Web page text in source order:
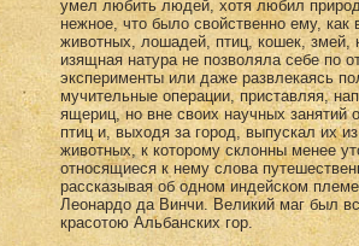
умел любить людей, хотя любил
нежное, что было свойственно ему,
животных, лошадей, птиц, кошек, змей,
изящная натура не позволяла себе по
эксперименты или даже развлекаясь
мучительные операции, приставляя,
ящериц, но вне своих научных занятий
птиц и, выходя за город, выпускал их
животных, к которому склонны менее
относящиеся к нему слова
рассказывая об одном индейском
Леонардо да Винчи. Великий маг был
красотою Альбанских гор.